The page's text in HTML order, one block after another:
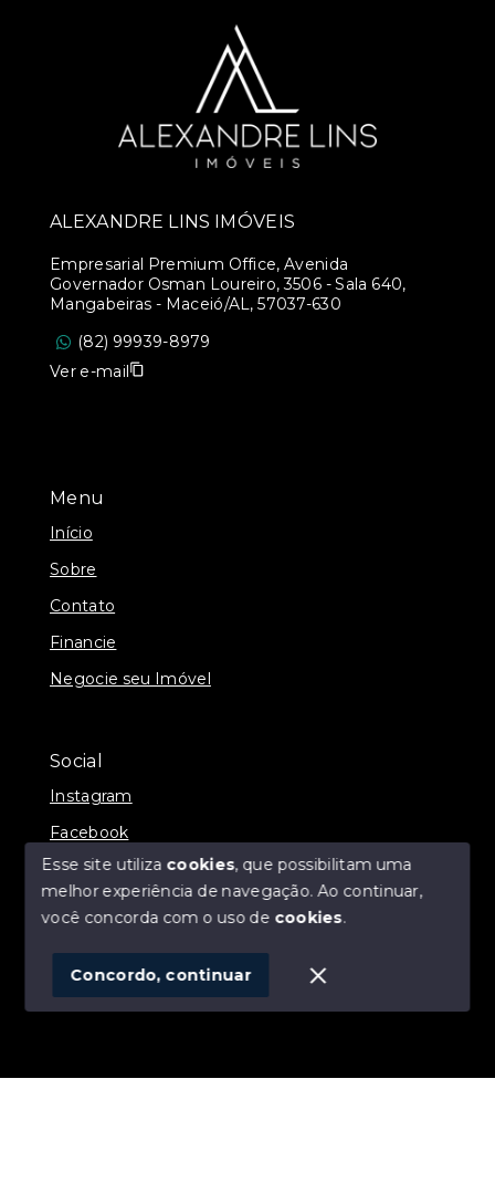
Menu
Início
Sobre
Contato
Financie
Negocie seu Imóvel
Social
Instagram
Facebook
© Copyright 2026 - ALEXANDRE LINS IMÓVEIS -
SITE PARA IMOBILIARIA
ALEXANDRE LINS IMÓVEIS
Empresarial Premium Office, Avenida
Governador Osman Loureiro, 3506 - Sala 640,
Mangabeiras - Maceió/AL, 57037-630
(82) 99939-8979
Ver e-mail
Esse site utiliza cookies, que possibilitam uma
melhor experiência de navegação.Ao continuar,
você concorda com o uso de cookies.
Concordo, continuar